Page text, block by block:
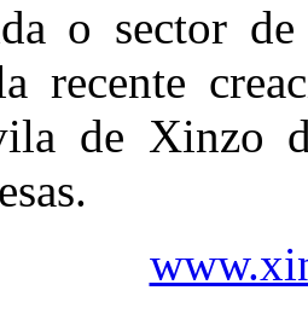
o sector
recente
de Xinzo